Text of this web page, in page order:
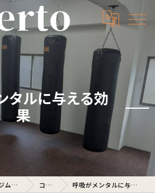
タルに与える効
果
愛知県名古屋のボクシングジムならcerto コラム 呼吸がメンタルに与える効果